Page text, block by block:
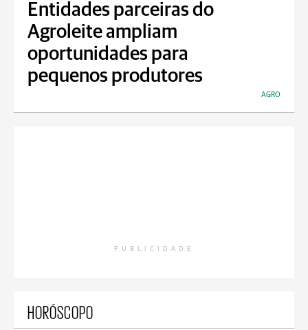
Entidades parceiras do
Agroleite ampliam
oportunidades para
pequenos produtores
AGRO
PUBLICIDADE
HORÓSCOPO